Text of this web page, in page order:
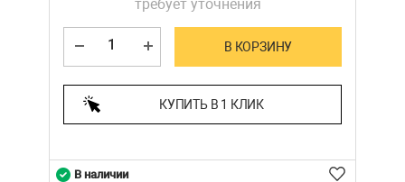
требует уточнения
В КОРЗИНУ
КУПИТЬ В 1 КЛИК
В наличии